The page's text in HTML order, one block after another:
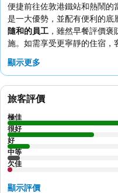
便捷前往佐敦港鐵站和熱鬧的
是一大優勢，並配有便利的底
隨和的員工 ，雖然早餐評價
施。如需享受更寧靜的住宿，
顯示更多
旅客評價
極佳
很好
好
中等
欠佳
顯示評價